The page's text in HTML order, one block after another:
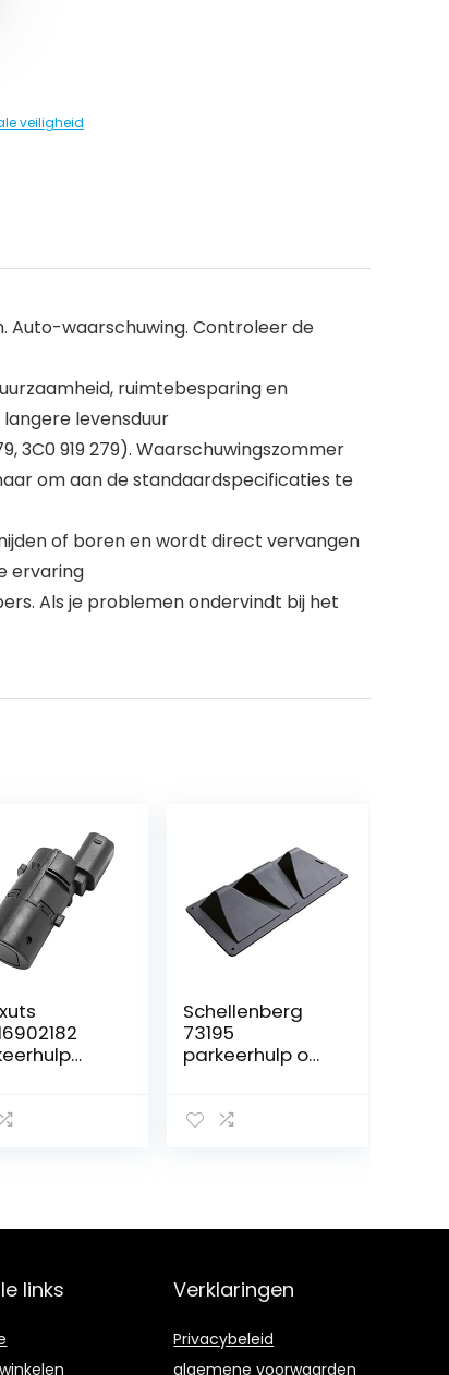
veiligheid
Auto-waarschuwing. Controleer de
ruimtebesparing en
levensduur
3C0 919 279). Waarschuwingszommer
om aan de standaardspecificaties te
of boren en wordt direct vervangen
ervaring
Als je problemen ondervindt bij het
7-serie X5
Schellenberg
73195
parkeerhulp om
parkeerplaats
n
links Verklaringen
Privacybeleid
algemene voorwaarden